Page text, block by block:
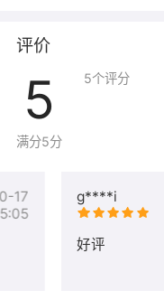
评价
5
满分5分
5个评分
g****i
好评
17